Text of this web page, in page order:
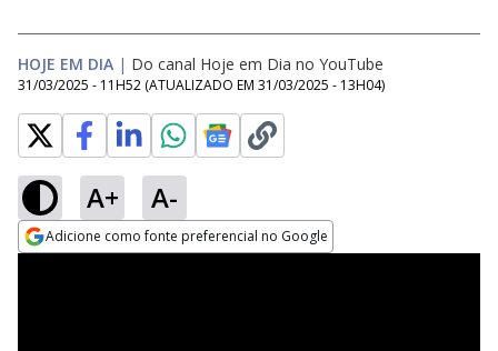
HOJE EM DIA | Do canal Hoje em Dia no YouTube
31/03/2025 - 11H52 (ATUALIZADO EM 31/03/2025 - 13H04)
A+ A-
Adicione como fonte preferencial no Google